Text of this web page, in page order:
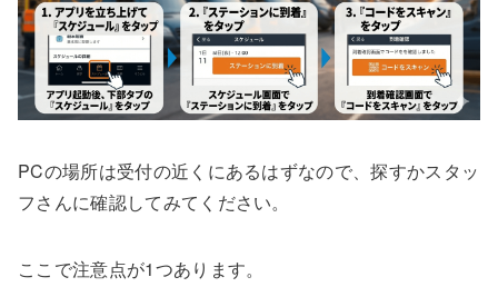
PCの場所は受付の近くにあるはずなので、探すかスタッ
フさんに確認してみてください。
ここで注意点が1つあります。